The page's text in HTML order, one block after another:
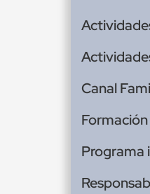
Canal
Formación
Programa